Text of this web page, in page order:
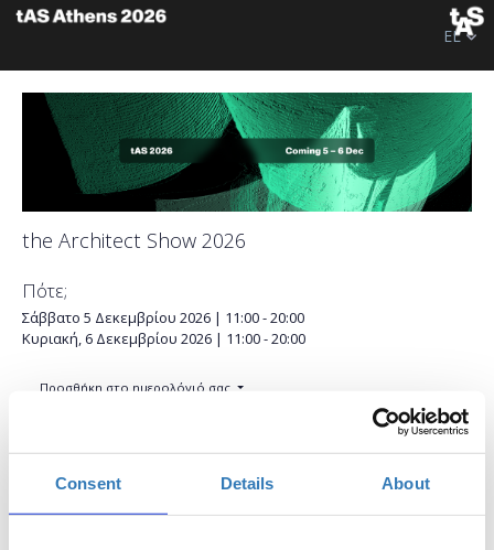
Consent Details About
EL
the Architect Show 2026
Πότε;
Σάββατο 5 Δεκεμβρίου 2026 | 11:00 - 20:00
Κυριακή, 6 Δεκεμβρίου 2026 | 11:00 - 20:00
Προσθήκη στο ημερολόγιό σας
Πού;
ATHENS METROPOLITAN EXPO A.E.